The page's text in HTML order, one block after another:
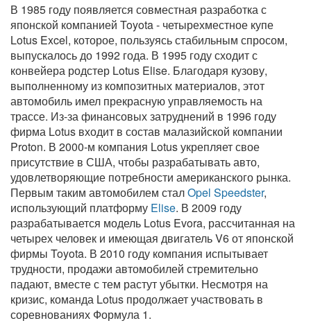
В 1985 году появляется совместная разработка с
японской компанией Toyota - четырехместное купе
Lotus Excel, которое, пользуясь стабильным спросом,
выпускалось до 1992 года. В 1995 году сходит с
конвейера родстер Lotus Elise. Благодаря кузову,
выполненному из композитных материалов, этот
автомобиль имел прекрасную управляемость на
трассе. Из-за финансовых затруднений в 1996 году
фирма Lotus входит в состав малазийской компании
Proton. В 2000-м компания Lotus укрепляет свое
присутствие в США, чтобы разрабатывать авто,
удовлетворяющие потребности американского рынка.
Первым таким автомобилем сталOpel Speedster,
использующий платформу Elise. В 2009 году
разрабатывается модель Lotus Evora, рассчитанная на
четырех человек и имеющая двигатель V6 от японской
фирмы Toyota. В 2010 году компания испытывает
трудности, продажи автомобилей стремительно
падают, вместе с тем растут убытки. Несмотря на
кризис, команда Lotus продолжает участвовать в
соревнованиях Формула 1.